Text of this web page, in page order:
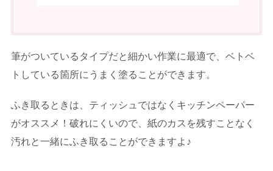
筆がついているタイプだと細かい作業に最適で、ベトベ
トしている箇所にうまく塗ることができます。
ふき取るときは、ティッシュではなくキッチンペーパー
がオススメ！破れにくいので、紙のカスを残すことなく
汚れと一緒にふき取ることができますよ♪